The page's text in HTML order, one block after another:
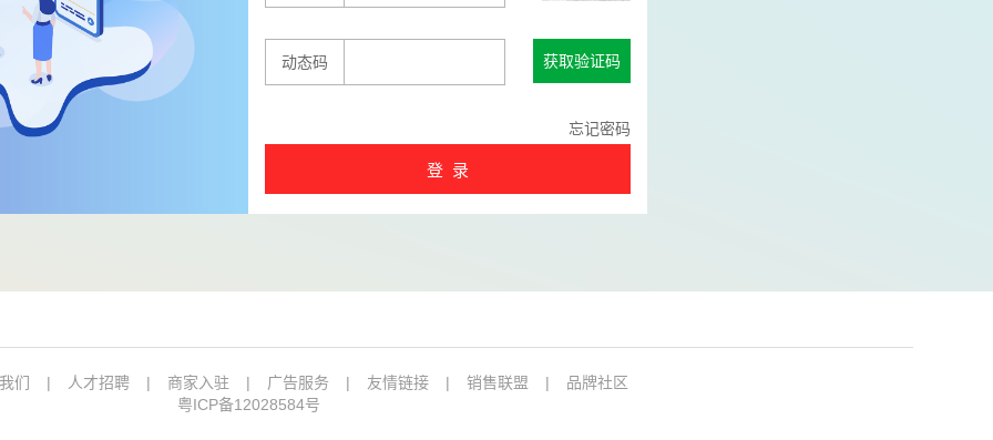
动态码 获取验证码
忘记密码
登 录
们 | 人才招聘 | 商家入驻 | 广告服务 | 友情链接 | 销售联盟 |
品牌社区
粤ICP备12028584号